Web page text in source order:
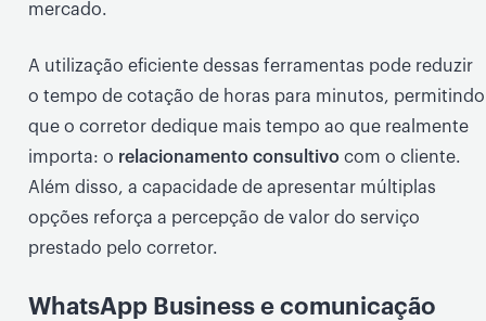
mercado.
A utilização eficiente dessas ferramentas pode reduzir
o tempo de cotação de horas para minutos, permitindo
que o corretor dedique mais tempo ao que realmente
importa: o relacionamento consultivo com o cliente.
Além disso, a capacidade de apresentar múltiplas
opções reforça a percepção de valor do serviço
prestado pelo corretor.
WhatsApp Business e comunicação